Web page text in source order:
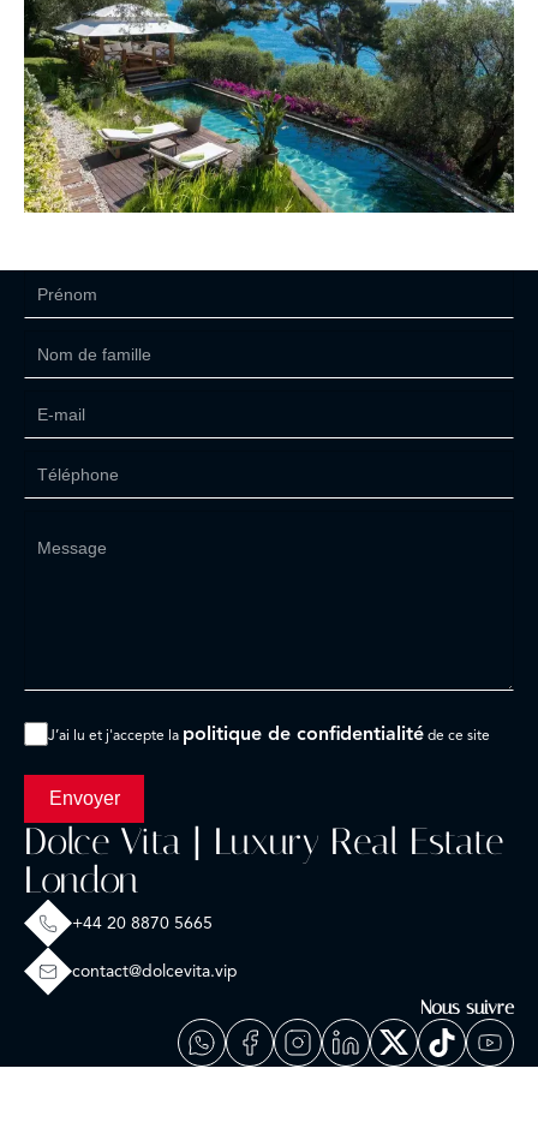
J’ai lu et j'accepte la politique de confidentialité de ce site
Envoyer
Dolce Vita | Luxury Real Estate
London
+44 20 8870 5665
contact@dolcevita.vip
Nous suivre